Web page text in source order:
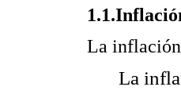
La
La